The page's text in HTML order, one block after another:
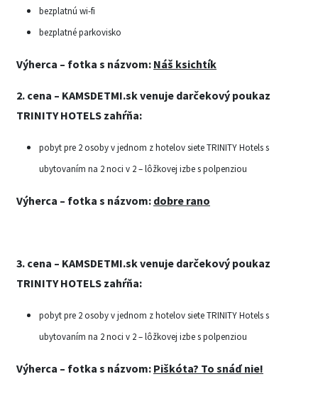
bezplatnú wi-fi
bezplatné parkovisko
Výherca – fotka s názvom: Náš ksichtík
2. cena – KAMSDETMI.sk venuje darčekový poukaz
TRINITY HOTELS zahŕňa:
pobyt pre 2 osoby v jednom z hotelov siete TRINITY Hotels s
ubytovaním na 2 noci v 2 – lôžkovej izbe s polpenziou
Výherca – fotka s názvom: dobre rano
3. cena – KAMSDETMI.sk venuje darčekový poukaz
TRINITY HOTELS zahŕňa:
pobyt pre 2 osoby v jednom z hotelov siete TRINITY Hotels s
ubytovaním na 2 noci v 2 – lôžkovej izbe s polpenziou
Výherca – fotka s názvom: Piškóta? To snáď nie!